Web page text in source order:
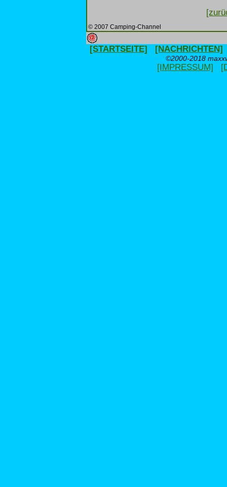
© 2007 Camping-Channel
[STARTSEITE] [NACHRICHTEN]
©2000-2018
[IMPRESSUM]